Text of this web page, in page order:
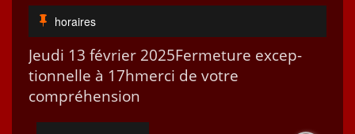
horaires
Jeu­di 13 févri­er 2025Fer­me­ture excep­
tion­nelle à 17hmer­ci de votre
compréhension